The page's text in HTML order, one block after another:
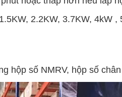
2.2KW, 3.7KW, 4kW ,
hộp số NMRV, hộp số